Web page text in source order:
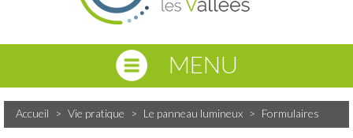
MENU
Accueil > Vie pratique > Le panneau lumineux > Formulaires